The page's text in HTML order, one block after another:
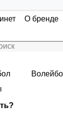
О бренде